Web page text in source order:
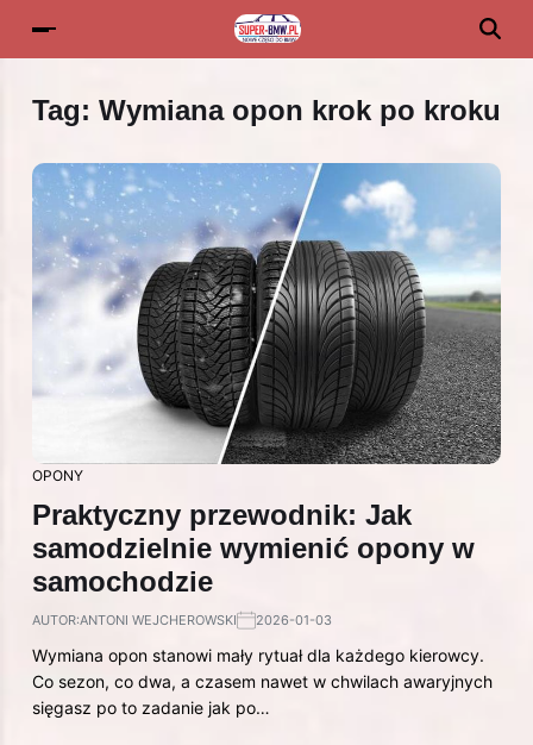
Tag: Wymiana opon krok po kroku
OPONY
Praktyczny przewodnik: Jak
samodzielnie wymienić opony w
samochodzie
AUTOR:ANTONI WEJCHEROWSKI 2026-01-03
Wymiana opon stanowi mały rytuał dla każdego kierowcy.
Co sezon, co dwa, a czasem nawet w chwilach awaryjnych
sięgasz po to zadanie jak po…